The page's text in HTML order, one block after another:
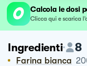
Calcola le dosi
Clicca qui e scarica
Ingredienti 8
Farina bianca